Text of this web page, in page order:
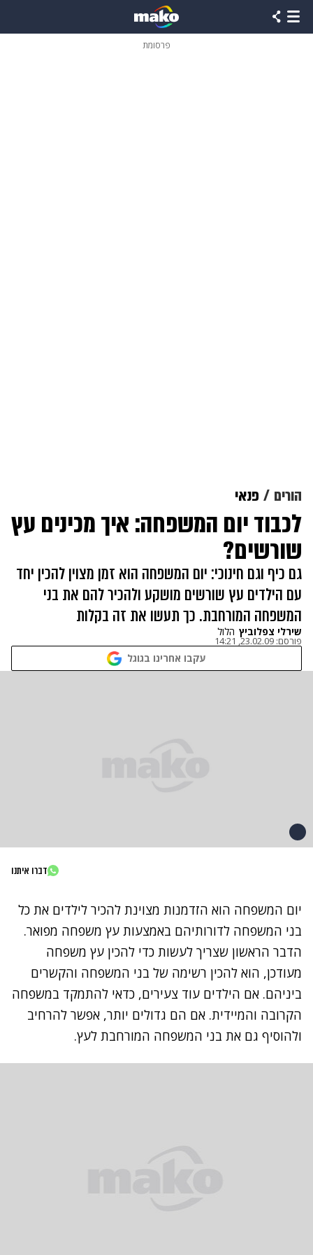
פרסומת
הורים פנאי
לכבוד יום המשפחה: איך מכינים עץ
שורשים?
גם כיף וגם חינוכי: יום המשפחה הוא זמן מצוין להכין יחד
עם הילדים עץ שורשים מושקע ולהכיר להם את בני
המשפחה המורחבת. כך תעשו את זה בקלות
שירלי צפלוביץ הלול
פורסם: 23.02.09, 14:21
עקבו אחרינו בגוגל
דברו איתנו
יום המשפחה הוא הזדמנות מצוינת להכיר לילדים את כל
בני המשפחה לדורותיהם באמצעות עץ משפחה מפואר.
הדבר הראשון שצריך לעשות כדי להכין עץ משפחה
מעודכן, הוא להכין רשימה של בני המשפחה והקשרים
ביניהם. אם הילדים עוד צעירים, כדאי להתמקד במשפחה
הקרובה והמיידית. אם הם גדולים יותר, אפשר להרחיב
ולהוסיף גם את בני המשפחה המורחבת לעץ.